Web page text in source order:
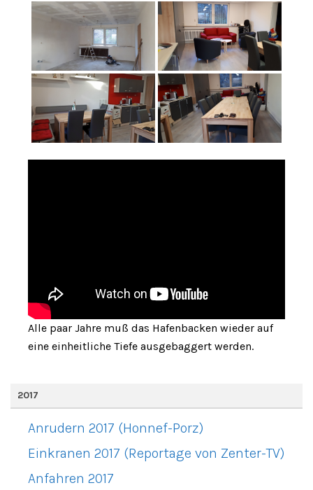
Alle paar Jahre muß das Hafenbacken wieder auf
eine einheitliche Tiefe ausgebaggert werden.
2017
Anrudern 2017 (Honnef-Porz)
Einkranen 2017 (Reportage von Zenter-TV)
Anfahren 2017